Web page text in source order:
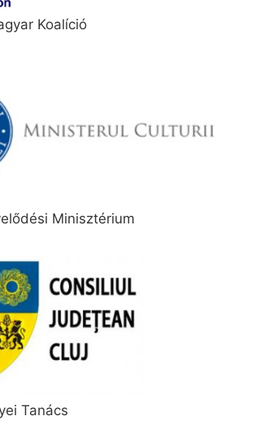
Koalíció
Minisztérium
Tanács